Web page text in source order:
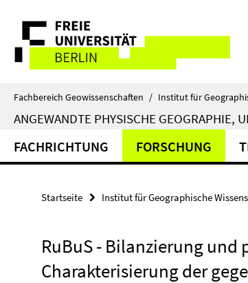
direkt
Inhalt
Service-
Navigation
Fachbereich Geowissenschaften / Institut für
ANGEWANDTE PHYSISCHE GEOGRAPHIE,
FACHRICHTUNG FORSCHUNG
Startseite Institut für Geographische
RuBuS - Bilanzierung und
Charakterisierung der